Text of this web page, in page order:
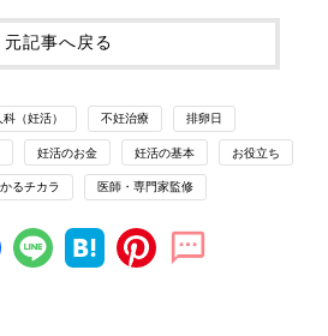
元記事へ戻る
（妊活） 不妊治療 排卵日
妊活のお金 妊活の基本 お役立ち
るチカラ 医師・専門家監修